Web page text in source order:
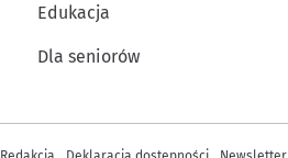
Edukacja
Dla seniorów
Inne informacje